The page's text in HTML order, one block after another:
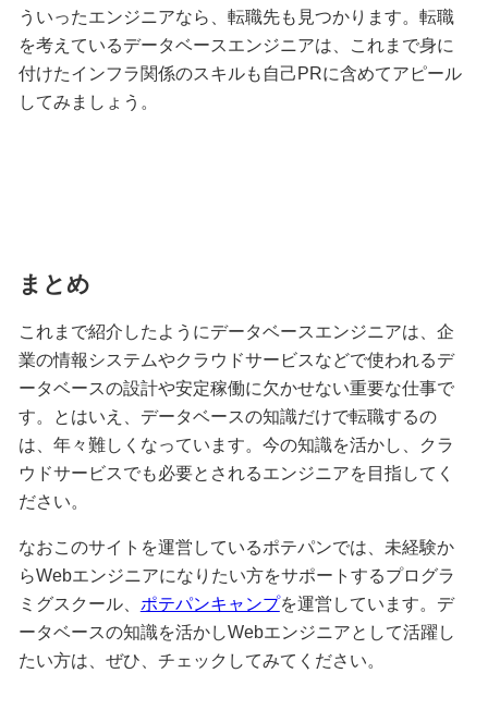
ういったエンジニアなら、転職先も見つかります。転職
を考えているデータベースエンジニアは、これまで身に
付けたインフラ関係のスキルも自己PRに含めてアピール
してみましょう。
まとめ
これまで紹介したようにデータベースエンジニアは、企
業の情報システムやクラウドサービスなどで使われるデ
ータベースの設計や安定稼働に欠かせない重要な仕事で
す。とはいえ、データベースの知識だけで転職するの
は、年々難しくなっています。今の知識を活かし、クラ
ウドサービスでも必要とされるエンジニアを目指してく
ださい。
なおこのサイトを運営しているポテパンでは、未経験か
らWebエンジニアになりたい方をサポートするプログラ
ミグスクール、 ポテパンキャンプを運営しています。デ
ータベースの知識を活かしWebエンジニアとして活躍し
たい方は、ぜひ、チェックしてみてください。